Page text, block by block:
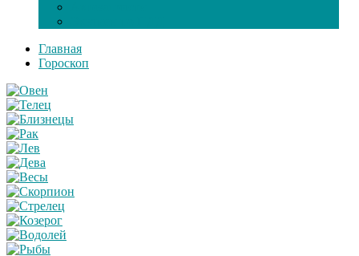
Главная
Гороскоп